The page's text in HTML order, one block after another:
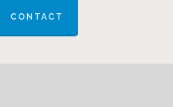
CONTACT